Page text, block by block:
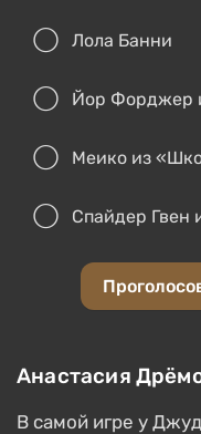
Лола Банни
Йор Форджер
Меико из
Спайдер Гвен
Анастасия
В самой игре у